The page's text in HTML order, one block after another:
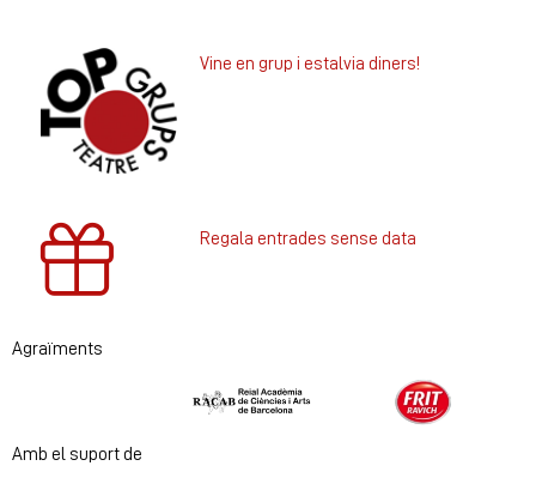
Vine en grup i estalvia diners!
Regala entrades sense data
Agraïments
Diapositiva 1 de 2
Amb el suport de